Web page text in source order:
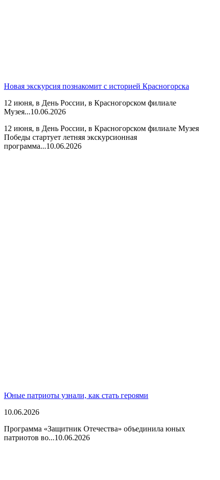
Новая экскурсия познакомит с историей Красногорска
12 июня, в День России, в Красногорском филиале
Музея...10.06.2026
12 июня, в День России, в Красногорском филиале Музея
Победы стартует летняя экскурсионная
программа...10.06.2026
Юные патриоты узнали, как стать героями
10.06.2026
Программа «Защитник Отечества» объединила юных
патриотов во...10.06.2026